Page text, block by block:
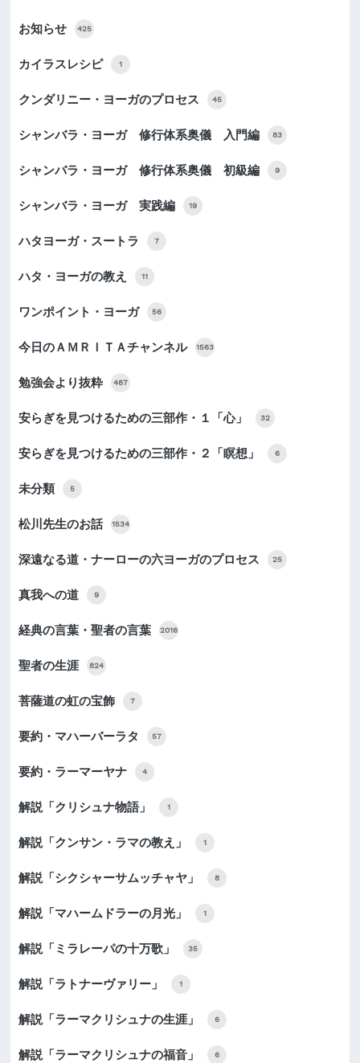
お知らせ 425
カイラスレシピ 1
クンダリニー・ヨーガのプロセス 45
シャンバラ・ヨーガ 修行体系奥儀 入門編 83
シャンバラ・ヨーガ 修行体系奥儀 初級編 9
シャンバラ・ヨーガ 実践編 19
ハタヨーガ・スートラ 7
ハタ・ヨーガの教え 11
ワンポイント・ヨーガ 56
今日のＡＭＲＩＴＡチャンネル 1563
勉強会より抜粋 487
安らぎを見つけるための三部作・１「心」 32
安らぎを見つけるための三部作・２「瞑想」 6
未分類 5
松川先生のお話 1534
深遠なる道・ナーローの六ヨーガのプロセス 25
真我への道 9
経典の言葉・聖者の言葉 2016
聖者の生涯 824
菩薩道の虹の宝飾 7
要約・マハーバーラタ 57
要約・ラーマーヤナ 4
解説「クリシュナ物語」 1
解説「クンサン・ラマの教え」 1
解説「シクシャーサムッチャヤ」 8
解説「マハームドラーの月光」 1
解説「ミラレーパの十万歌」 35
解説「ラトナーヴァリー」 1
解説「ラーマクリシュナの生涯」 6
解説「ラーマクリシュナの福音」 6